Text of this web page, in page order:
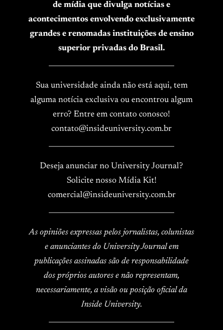
de mídia que divulga notícias e
acontecimentos envolvendo exclusivamente
grandes e renomadas instituições de ensino
superior privadas do Brasil.
Sua universidade ainda não está aqui, tem
alguma notícia exclusiva ou encontrou algum
erro? Entre em contato conosco!
contato@insideuniversity.com.br
Deseja anunciar no University Journal?
Solicite nosso Mídia Kit!
comercial@insideuniversity.com.br
As opiniões expressas pelos jornalistas, colunistas
e anunciantes do University Journal em
publicações assinadas são de responsabilidade
dos próprios autores e não representam,
necessariamente, a visão ou posição oficial da
Inside University.